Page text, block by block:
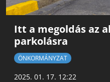
Itt a megoldás az
parkolásra
ÖNKORMÁNYZAT
2025. 01. 17. 12:22